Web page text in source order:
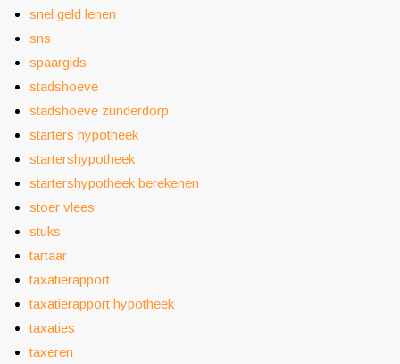
snel geld lenen
sns
spaargids
stadshoeve
stadshoeve zunderdorp
starters hypotheek
startershypotheek
startershypotheek berekenen
stoer vlees
stuks
tartaar
taxatierapport
taxatierapport hypotheek
taxaties
taxeren